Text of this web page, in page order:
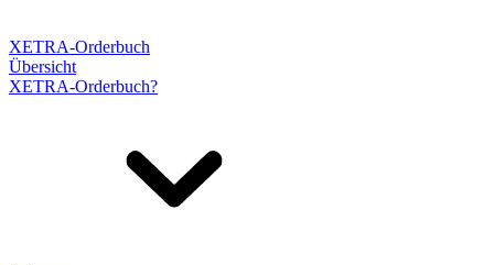
XETRA-Orderbuch
Übersicht
XETRA-Orderbuch?